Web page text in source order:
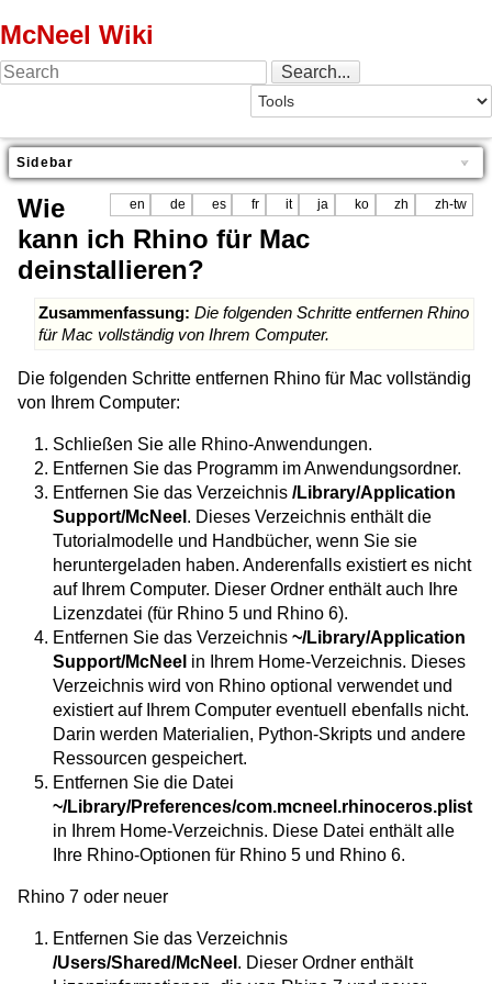
McNeel Wiki
Sidebar
en de es fr it ja ko zh zh-tw
Wie
kann ich Rhino für Mac
deinstallieren?
Zusammenfassung: Die folgenden Schritte entfernen Rhino
für Mac vollständig von Ihrem Computer.
Die folgenden Schritte entfernen Rhino für Mac vollständig
von Ihrem Computer:
Schließen Sie alle Rhino-Anwendungen.
Entfernen Sie das Programm im Anwendungsordner.
Entfernen Sie das Verzeichnis /Library/Application
Support/McNeel . Dieses Verzeichnis enthält die
Tutorialmodelle und Handbücher, wenn Sie sie
heruntergeladen haben. Anderenfalls existiert es nicht
auf Ihrem Computer. Dieser Ordner enthält auch Ihre
Lizenzdatei (für Rhino 5 und Rhino 6).
Entfernen Sie das Verzeichnis ~/Library/Application
Support/McNeel in Ihrem Home-Verzeichnis. Dieses
Verzeichnis wird von Rhino optional verwendet und
existiert auf Ihrem Computer eventuell ebenfalls nicht.
Darin werden Materialien, Python-Skripts und andere
Ressourcen gespeichert.
Entfernen Sie die Datei
~/Library/Preferences/com.mcneel.rhinoceros.plist
in Ihrem Home-Verzeichnis. Diese Datei enthält alle
Ihre Rhino-Optionen für Rhino 5 und Rhino 6.
Rhino 7 oder neuer
Entfernen Sie das Verzeichnis
/Users/Shared/McNeel . Dieser Ordner enthält